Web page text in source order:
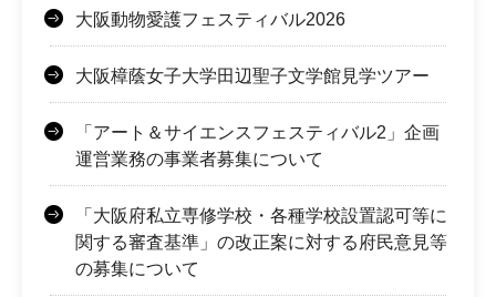
大阪動物愛護フェスティバル2026
大阪樟蔭女子大学田辺聖子文学館見学ツアー
「アート＆サイエンスフェスティバル2」企画
運営業務の事業者募集について
「大阪府私立専修学校・各種学校設置認可等に
関する審査基準」の改正案に対する府民意見等
の募集について